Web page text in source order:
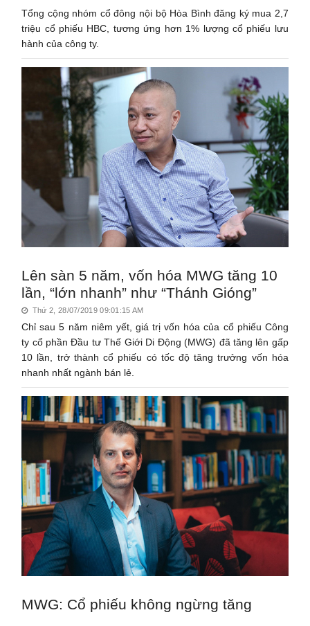
Tổng cộng nhóm cổ đông nội bộ Hòa Bình đăng ký mua 2,7
triệu cổ phiếu HBC, tương ứng hơn 1% lượng cổ phiếu lưu
hành của công ty.
Lên sàn 5 năm, vốn hóa MWG tăng 10
lần, “lớn nhanh” như “Thánh Gióng”
Thứ 2, 28/07/2019 09:01:15 AM
Chỉ sau 5 năm niêm yết, giá trị vốn hóa của cổ phiếu Công
ty cổ phần Đầu tư Thế Giới Di Động (MWG) đã tăng lên gấp
10 lần, trở thành cổ phiếu có tốc độ tăng trưởng vốn hóa
nhanh nhất ngành bán lẻ.
MWG: Cổ phiếu không ngừng tăng